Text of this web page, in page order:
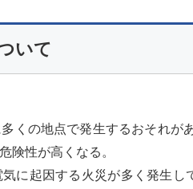
いて
くの地点で発生するおそれが
険性が高くなる。
に起因する火災が多く発生し